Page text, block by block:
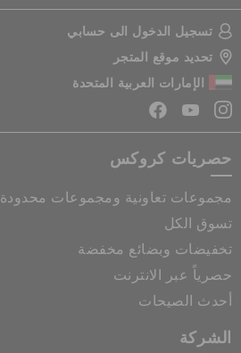
تسجيل الدخول الى حسابي
تحديد موقع المتجر
الإمارات العربية المتحدة
حصريات كروكس
مجموعات تعاونية ومجموعات محدودة
تسوق الكل
تخفيضات وبضائع مخفضة
حصرياً عبر الانترنت
أحدث الصيحات
الشركة